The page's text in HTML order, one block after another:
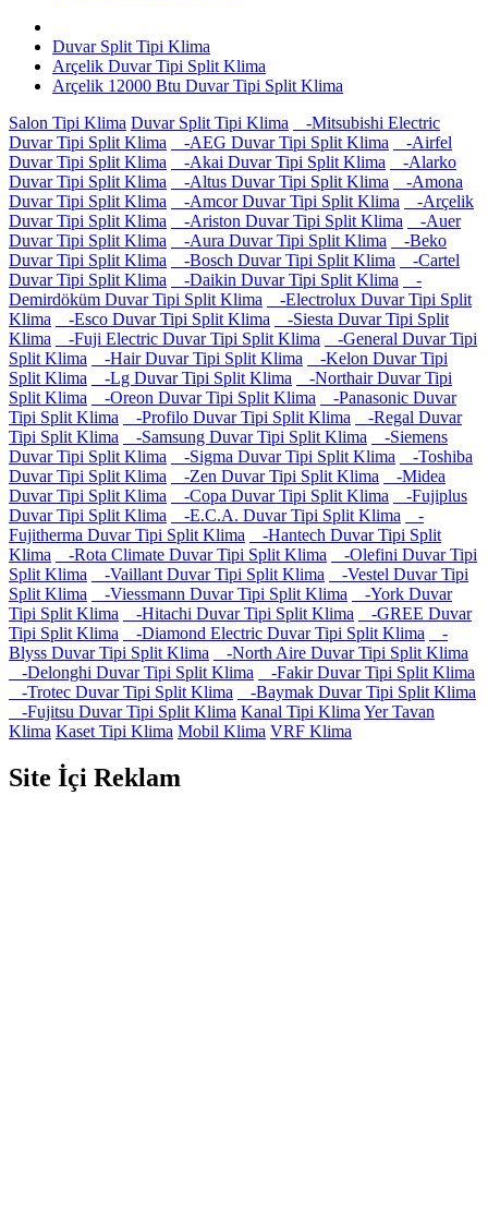
Duvar Split Tipi Klima
Arçelik Duvar Tipi Split Klima
Arçelik 12000 Btu Duvar Tipi Split Klima
Salon Tipi Klima Duvar Split Tipi Klima
-Mitsubishi Electric
Duvar Tipi Split Klima
-AEG Duvar Tipi Split Klima
-Airfel
Duvar Tipi Split Klima
-Akai Duvar Tipi Split Klima
-Alarko
Duvar Tipi Split Klima
-Altus Duvar Tipi Split Klima
-Amona
Duvar Tipi Split Klima
-Amcor Duvar Tipi Split Klima
-Arçelik
Duvar Tipi Split Klima
-Ariston Duvar Tipi Split Klima
-Auer
Duvar Tipi Split Klima
-Aura Duvar Tipi Split Klima
-Beko
Duvar Tipi Split Klima
-Bosch Duvar Tipi Split Klima
-Cartel
Duvar Tipi Split Klima
-Daikin Duvar Tipi Split Klima
-
Demirdöküm Duvar Tipi Split Klima
-Electrolux Duvar Tipi Split
Klima
-Esco Duvar Tipi Split Klima
-Siesta Duvar Tipi Split
Klima
-Fuji Electric Duvar Tipi Split Klima
-General Duvar Tipi
Split Klima
-Hair Duvar Tipi Split Klima
-Kelon Duvar Tipi
Split Klima
-Lg Duvar Tipi Split Klima
-Northair Duvar Tipi
Split Klima
-Oreon Duvar Tipi Split Klima
-Panasonic Duvar
Tipi Split Klima
-Profilo Duvar Tipi Split Klima
-Regal Duvar
Tipi Split Klima
-Samsung Duvar Tipi Split Klima
-Siemens
Duvar Tipi Split Klima
-Sigma Duvar Tipi Split Klima
-Toshiba
Duvar Tipi Split Klima
-Zen Duvar Tipi Split Klima
-Midea
Duvar Tipi Split Klima
-Copa Duvar Tipi Split Klima
-Fujiplus
Duvar Tipi Split Klima
-E.C.A. Duvar Tipi Split Klima
-
Fujitherma Duvar Tipi Split Klima
-Hantech Duvar Tipi Split
Klima
-Rota Climate Duvar Tipi Split Klima
-Olefini Duvar Tipi
Split Klima
-Vaillant Duvar Tipi Split Klima
-Vestel Duvar Tipi
Split Klima
-Viessmann Duvar Tipi Split Klima
-York Duvar
Tipi Split Klima
-Hitachi Duvar Tipi Split Klima
-GREE Duvar
Tipi Split Klima
-Diamond Electric Duvar Tipi Split Klima
-
Blyss Duvar Tipi Split Klima
-North Aire Duvar Tipi Split Klima
-Delonghi Duvar Tipi Split Klima
-Fakir Duvar Tipi Split Klima
-Trotec Duvar Tipi Split Klima
-Baymak Duvar Tipi Split Klima
-Fujitsu Duvar Tipi Split Klima Kanal Tipi Klima Yer Tavan
Klima Kaset Tipi Klima Mobil Klima VRF Klima
Site İçi Reklam